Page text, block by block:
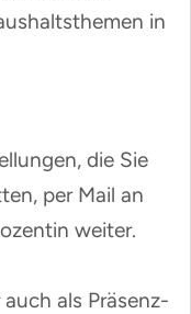
in
die Sie
per Mail an
weiter.
als Präsenz-